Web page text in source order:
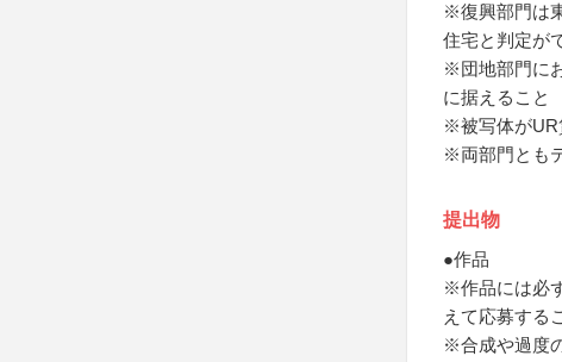
※復興部門は
住宅と判定が
※団地部門に
に据えること
※被写体がUR
※両部門とも
提出物
●作品
※作品には必
えて応募する
※合成や過度